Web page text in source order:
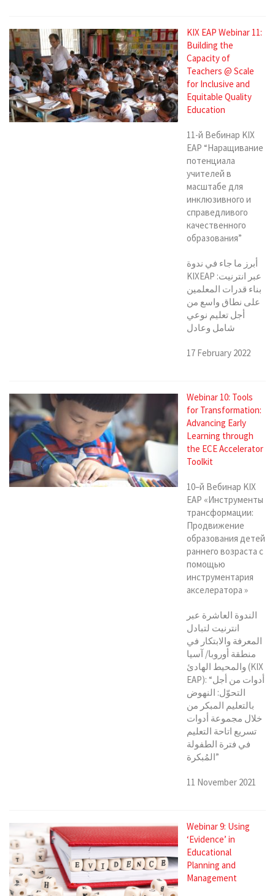
KIX EAP Webinar 11:
Building the
Capacity of
Teachers @ Scale
for Inclusive and
Equitable Quality
Education
11-й Вебинар KIX
EAP “Наращивание
потенциала
учителей в
масштабе для
инклюзивного и
справедливого
качественного
образования”
أبرز ما جاء في ندوة
KIXEAP عبر انترنيت:
بناء قدرات المعلمين
على نطاق واسع من
أجل تعليم نوعي
شامل وعادل
17 February 2022
Webinar 10: Tools
for Transformation:
Advancing Early
Learning through
the ECE Accelerator
Toolkit
10–й Вебинар KIX
EAP «Инструменты
трансформации:
Продвижение
образования детей
раннего возраста с
помощью
инструментария
акселератора »
الندوة العاشرة عبر
انترنيت لتبادل
المعرفة والابتكار في
منطقة أوروبا/ آسيا
والمحيط الهادئ (KIX
EAP): “أدوات من أجل
التحوّل: النهوض
بالتعليم المبكر من
خلال مجموعة أدوات
تسريع اتاحة التعليم
في فترة الطفولة
المُبكرة”
11 November 2021
Webinar 9: Using
‘Evidence’ in
Educational
Planning and
Management